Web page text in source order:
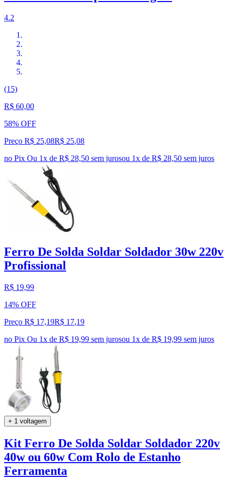
4.2
(15)
R$ 60,00
58% OFF
Preço R$ 25,08R$ 25,08
no Pix Ou 1x de R$ 28,50 sem jurosou 1x de R$ 28,50 sem juros
Ferro De Solda Soldar Soldador 30w 220v
Profissional
R$ 19,99
14% OFF
Preço R$ 17,19R$ 17,19
no Pix Ou 1x de R$ 19,99 sem jurosou 1x de R$ 19,99 sem juros
+ 1 voltagem
Kit Ferro De Solda Soldar Soldador 220v
40w ou 60w Com Rolo de Estanho
Ferramenta